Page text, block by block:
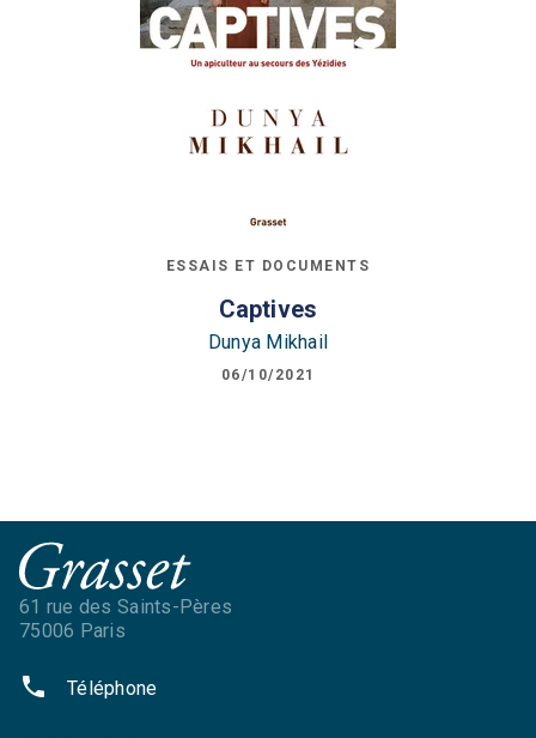
ESSAIS ET DOCUMENTS
Captives
Dunya Mikhail
06/10/2021
61 rue des Saints-Pères
75006 Paris
phone Téléphone